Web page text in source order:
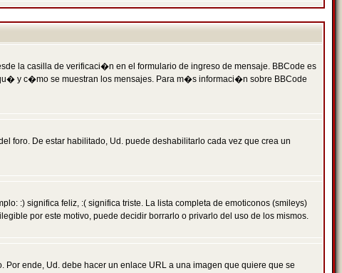
la casilla de verificaci�n en el formulario de ingreso de mensaje. BBCode es
y c�mo se muestran los mensajes. Para m�s informaci�n sobre BBCode
foro. De estar habilitado, Ud. puede deshabilitarlo cada vez que crea un
:) significa feliz, :( significa triste. La lista completa de emoticonos (smileys)
por este motivo, puede decidir borrarlo o privarlo del uso de los mismos.
ende, Ud. debe hacer un enlace URL a una imagen que quiere que se